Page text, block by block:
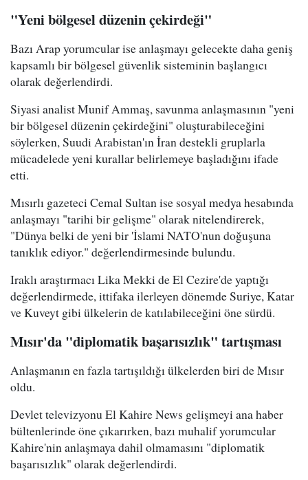
"Yeni bölgesel düzenin çekirdeği"
Bazı Arap yorumcular ise anlaşmayı gelecekte daha geniş
kapsamlı bir bölgesel güvenlik sisteminin başlangıcı
olarak değerlendirdi.
Siyasi analist Munif Ammaş, savunma anlaşmasının "yeni
bir bölgesel düzenin çekirdeğini" oluşturabileceğini
söylerken, Suudi Arabistan'ın İran destekli gruplarla
mücadelede yeni kurallar belirlemeye başladığını ifade
etti.
Mısırlı gazeteci Cemal Sultan ise sosyal medya hesabında
anlaşmayı "tarihi bir gelişme" olarak nitelendirerek,
"Dünya belki de yeni bir 'İslami NATO'nun doğuşuna
tanıklık ediyor." değerlendirmesinde bulundu.
Iraklı araştırmacı Lika Mekki de El Cezire'de yaptığı
değerlendirmede, ittifaka ilerleyen dönemde Suriye, Katar
ve Kuveyt gibi ülkelerin de katılabileceğini öne sürdü.
Mısır'da "diplomatik başarısızlık" tartışması
Anlaşmanın en fazla tartışıldığı ülkelerden biri de Mısır
oldu.
Devlet televizyonu El Kahire News gelişmeyi ana haber
bültenlerinde öne çıkarırken, bazı muhalif yorumcular
Kahire'nin anlaşmaya dahil olmamasını "diplomatik
başarısızlık" olarak değerlendirdi.